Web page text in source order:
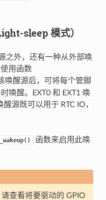
sleep 模式）
之外，还有一种从外部唤
用函数
唤醒源后，可将每个管脚
唤醒。EXT0 和 EXT1 唤
源既可以用于 RTC IO，
函数来启用此唤
查看将要驱动的 GPIO